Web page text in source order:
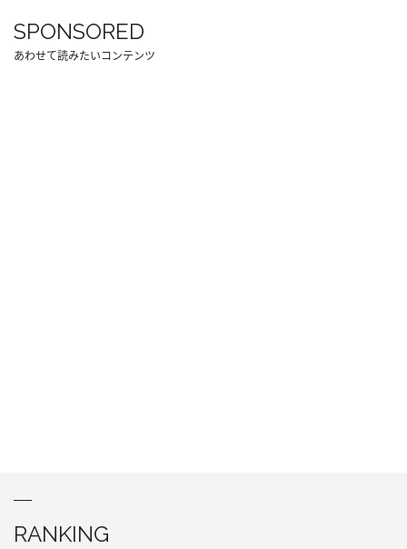
SPONSORED
あわせて読みたいコンテンツ
RANKING